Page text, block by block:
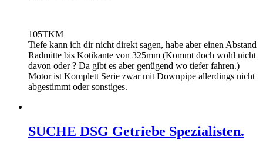
105TKM
Tiefe kann ich dir nicht direkt sagen, habe aber einen Abstand
Radmitte bis Kotikante von 325mm (Kommt doch wohl nicht
davon oder ? Da gibt es aber genügend wo tiefer fahren.)
Motor ist Komplett Serie zwar mit Downpipe allerdings nicht
abgestimmt oder sonstiges.
SUCHE DSG Getriebe Spezialisten.